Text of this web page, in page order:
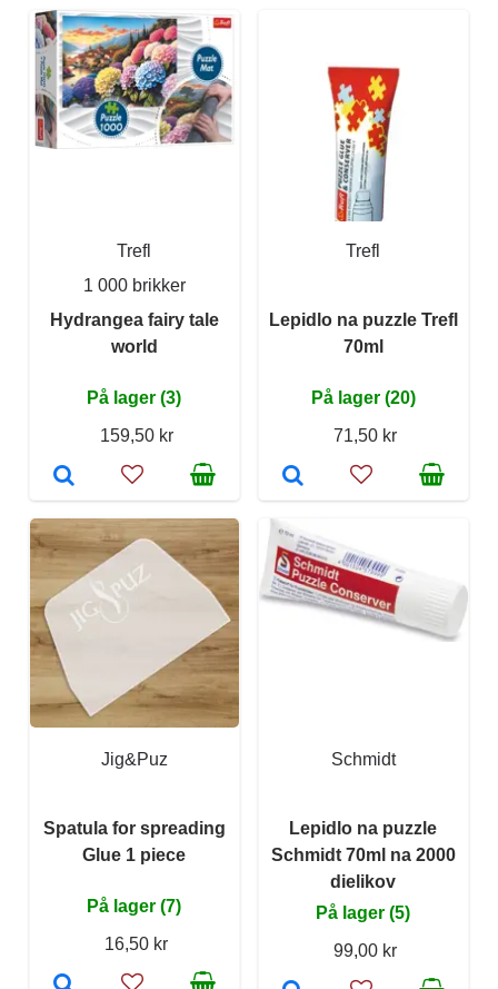
Trefl
1 000 brikker
Hydrangea fairy tale
world
På lager (3)
159,50 kr
Trefl
Lepidlo na puzzle Trefl
70ml
På lager (20)
71,50 kr
Jig&Puz
Spatula for spreading
Glue 1 piece
På lager (7)
16,50 kr
Schmidt
Lepidlo na puzzle
Schmidt 70ml na 2000
dielikov
På lager (5)
99,00 kr